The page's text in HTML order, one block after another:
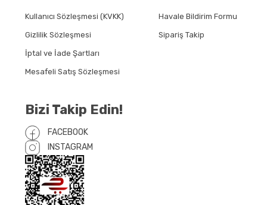
Kullanıcı Sözleşmesi (KVKK)
Gizlilik Sözleşmesi
İptal ve İade Şartları
Mesafeli Satış Sözleşmesi
Havale Bildirim Formu
Sipariş Takip
Bizi Takip Edin!
FACEBOOK
INSTAGRAM